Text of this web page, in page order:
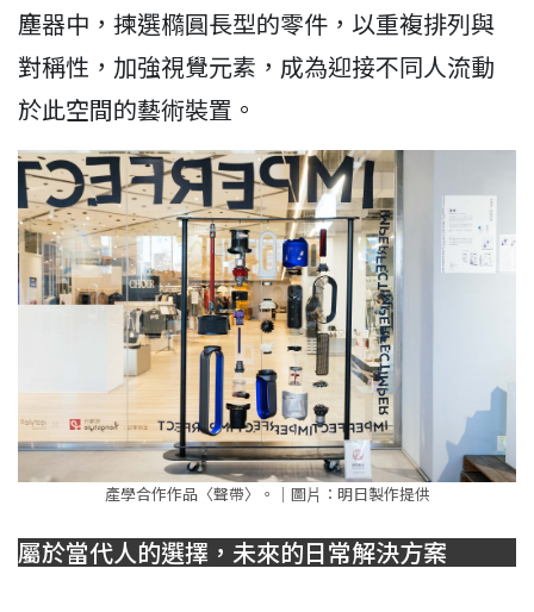
塵器中，揀選橢圓長型的零件，以重複排列與
對稱性，加強視覺元素，成為迎接不同人流動
於此空間的藝術裝置。
產學合作作品〈聲帶〉。｜圖⽚：明日製作提供
屬於當代人的選擇，未來的日常解決方案